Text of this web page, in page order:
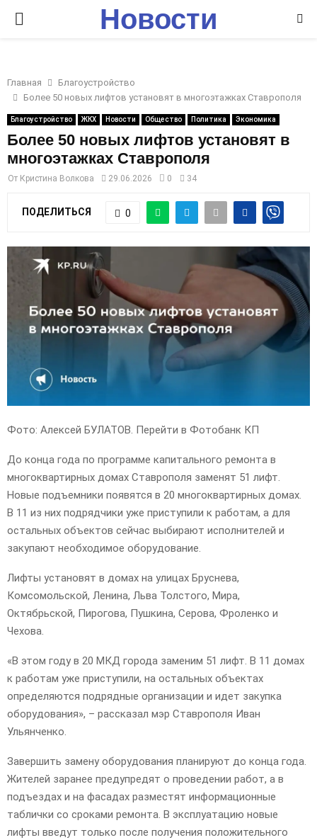
P
I
M
A
R
Y
M
N
U
Новости
Главная
Благоустройство
Более 50 новых лифтов установят в многоэтажках Ставрополя
Благоустройство ЖКХ Новости Общество Политика Экономика
Более 50 новых лифтов установят в
многоэтажках Ставрополя
От Кристина Волкова 29.06.2026 0 34
ПОДЕЛИТЬСЯ 0
Фото: Алексей БУЛАТОВ. Перейти в Фотобанк КП
До конца года по программе капитального ремонта в
многоквартирных домах Ставрополя заменят 51 лифт.
Новые подъемники появятся в 20 многоквартирных домах.
В 11 из них подрядчики уже приступили к работам, а для
остальных объектов сейчас выбирают исполнителей и
закупают необходимое оборудование.
Лифты установят в домах на улицах Бруснева,
Комсомольской, Ленина, Льва Толстого, Мира,
Октябрьской, Пирогова, Пушкина, Серова, Фроленко и
Чехова.
«В этом году в 20 МКД города заменим 51 лифт. В 11 домах
к работам уже приступили, на остальных объектах
определяются подрядные организации и идет закупка
оборудования», – рассказал мэр Ставрополя Иван
Ульянченко.
Завершить замену оборудования планируют до конца года.
Жителей заранее предупредят о проведении работ, а в
подъездах и на фасадах разместят информационные
таблички со сроками ремонта. В эксплуатацию новые
лифты введут только после получения положительного